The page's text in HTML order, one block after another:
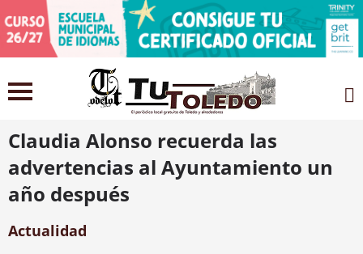
9 marzo 2021
Claudia Alonso recuerda las
advertencias al Ayuntamiento un
año después
Actualidad